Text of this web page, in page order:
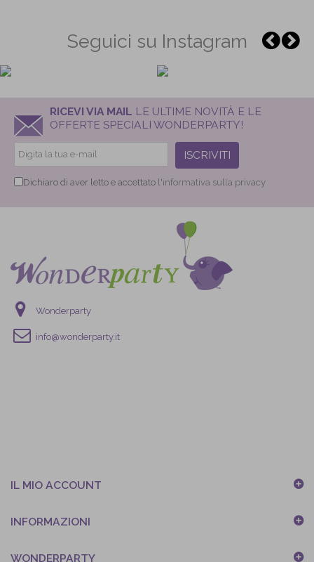
Seguici su Instagram
RICEVI VIA MAIL LE ULTIME NOVITÀ E LE
OFFERTE SPECIALI WONDERPARTY!
ISCRIVITI
Dichiaro di aver letto e accettato l'informativa sulla privacy
Wonderparty
info@wonderparty.it
IL MIO ACCOUNT
INFORMAZIONI
WONDERPARTY